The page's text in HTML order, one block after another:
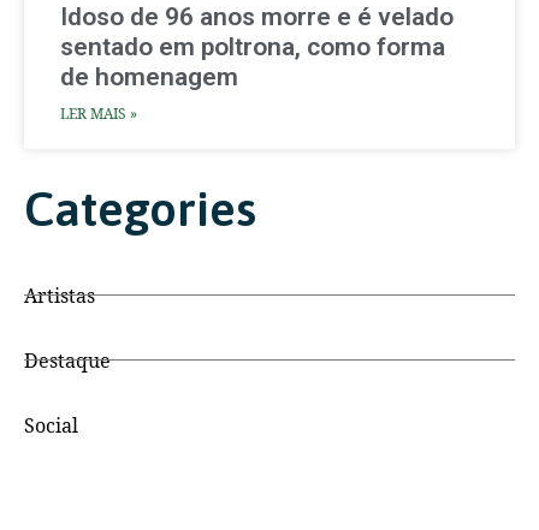
Idoso de 96 anos morre e é velado
sentado em poltrona, como forma
de homenagem
LER MAIS »
Categories
Artistas
Destaque
Social